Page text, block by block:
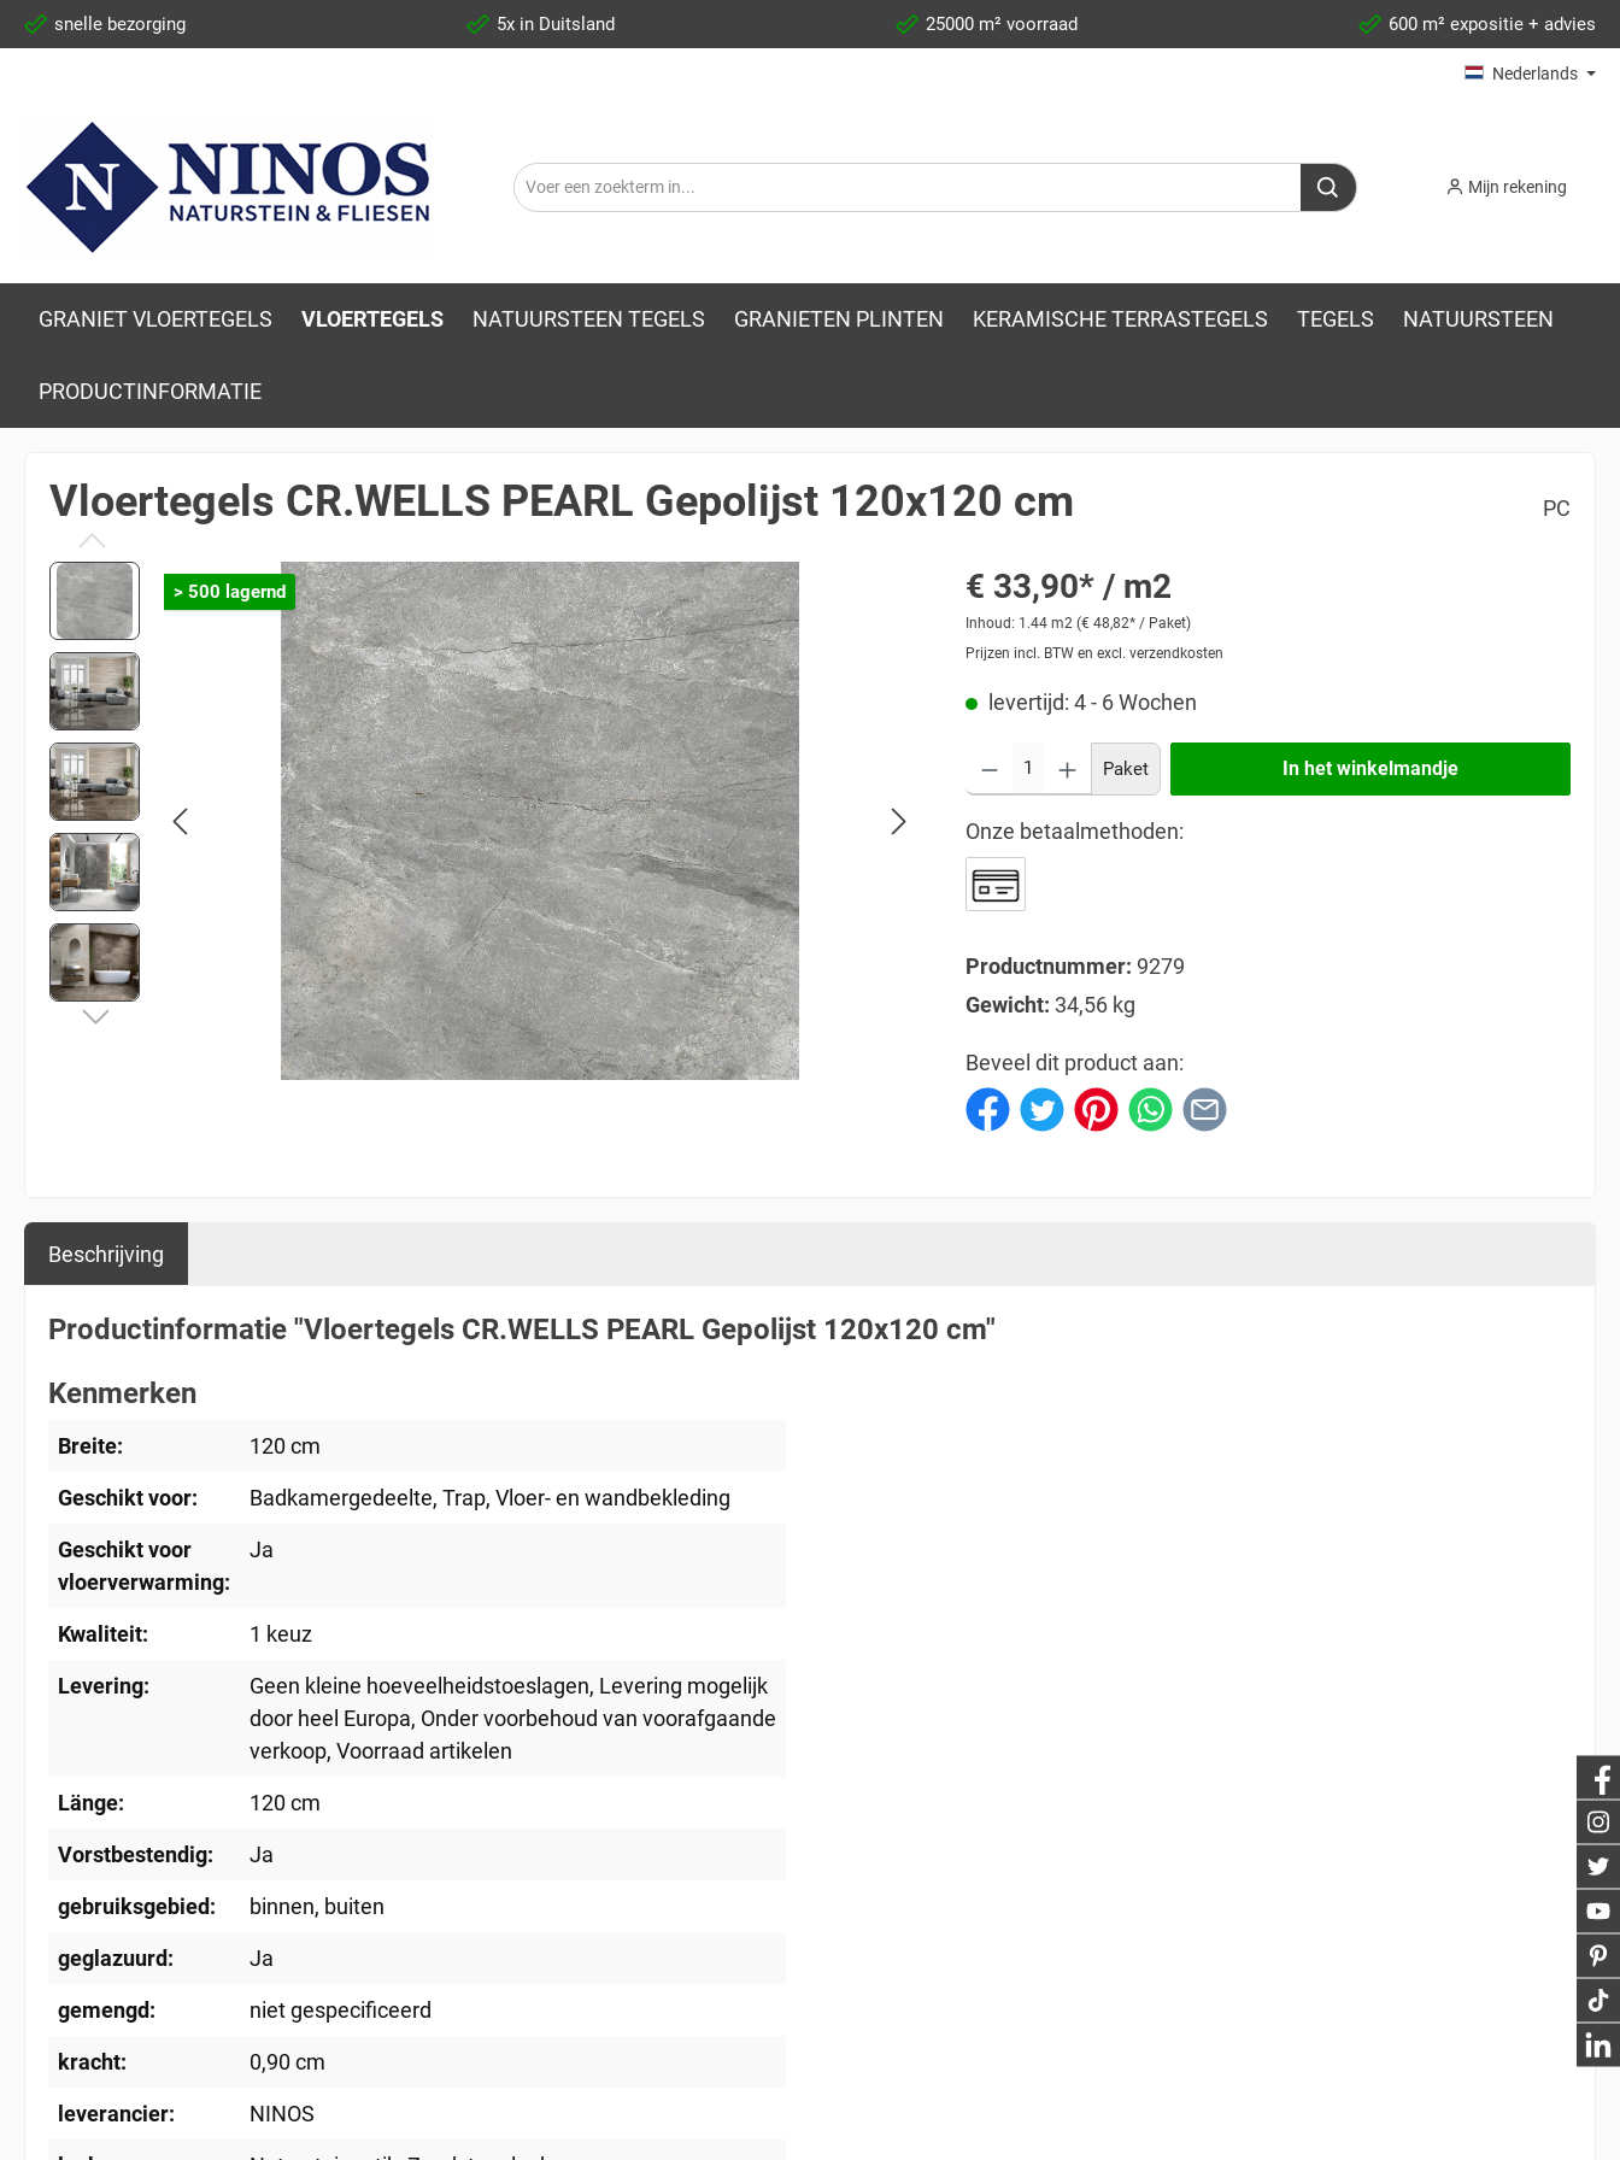
snelle bezorging 5x in Duitsland 25000 m² voorraad 600 m² expositie + advies
Nederlands
Mijn rekening
GRANIET VLOERTEGELS VLOERTEGELS NATUURSTEEN TEGELS GRANIETEN PLINTEN KERAMISCHE TERRASTEGELS TEGELS NATUURSTEEN
PRODUCTINFORMATIE
Vloertegels CR.WELLS PEARL Gepolijst 120x120 cm PC
> 500 lagernd € 33,90* / m2
Inhoud: 1.44 m2 (€ 48,82* / Paket)
Prijzen incl. BTW en excl. verzendkosten
levertijd: 4 - 6 Wochen
Paket In het winkelmandje
Onze betaalmethoden:
Productnummer: 9279
Gewicht: 34,56 kg
Beveel dit product aan:
Beschrijving
Productinformatie "Vloertegels CR.WELLS PEARL Gepolijst 120x120 cm"
Kenmerken
Breite: 120 cm
Geschikt voor: Badkamergedeelte, Trap, Vloer- en wandbekleding
Geschikt voor
vloerverwarming:
Ja
Kwaliteit: 1 keuz
Levering: Geen kleine hoeveelheidstoeslagen, Levering mogelijk
door heel Europa, Onder voorbehoud van voorafgaande
verkoop, Voorraad artikelen
Länge: 120 cm
Vorstbestendig: Ja
gebruiksgebied: binnen, buiten
geglazuurd: Ja
gemengd: niet gespecificeerd
kracht: 0,90 cm
leverancier: NINOS